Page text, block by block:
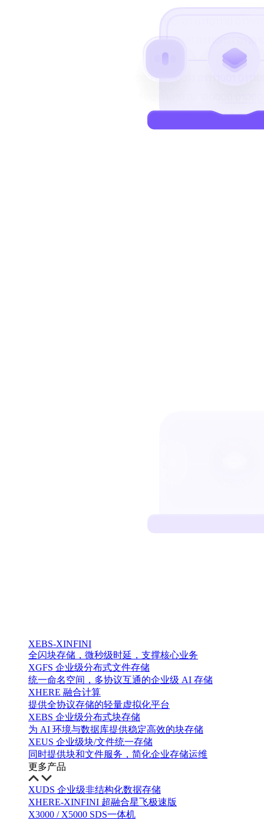
XEBS-XINFINI
全闪块存储，微秒级时延，支撑核心业务
XGFS 企业级分布式文件存储
统一命名空间，多协议互通的企业级 AI 存储
XHERE 融合计算
提供全协议存储的轻量虚拟化平台
XEBS 企业级分布式块存储
为 AI 环境与数据库提供稳定高效的块存储
XEUS 企业级块/文件统一存储
同时提供块和文件服务，简化企业存储运维
更多产品
XUDS 企业级非结构化数据存储
XHERE-XINFINI 超融合星飞极速版
X3000 / X5000 SDS一体机